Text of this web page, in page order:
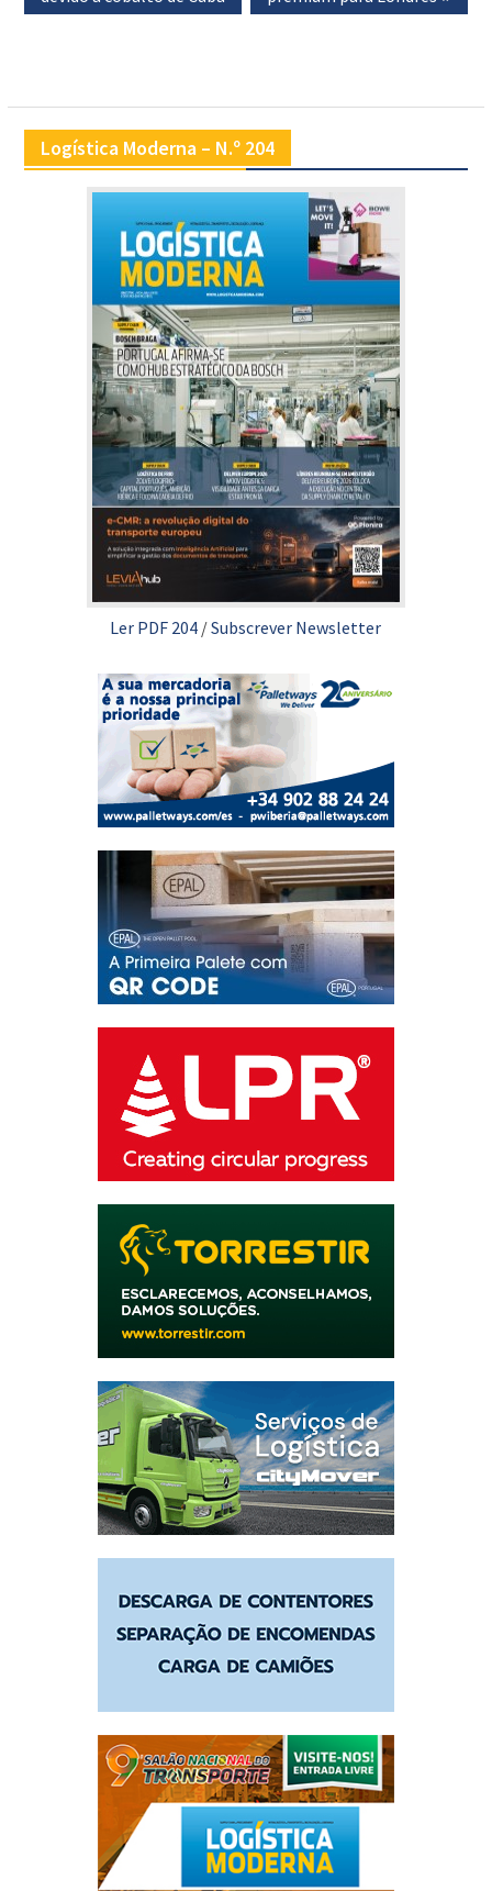
Logística Moderna – N.º 204
Ler PDF 204 /Subscrever Newsletter